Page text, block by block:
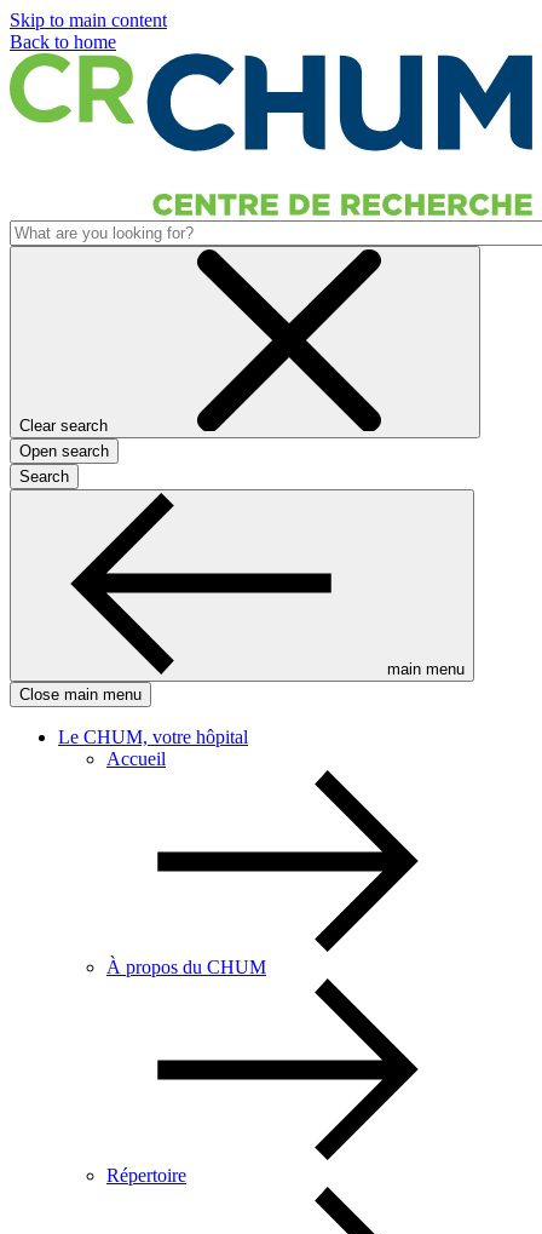
Skip to main content
Back to home
Clear search
Open search
Search
main menu
Close main menu
Le CHUM, votre hôpital
Accueil
À propos du CHUM
Répertoire